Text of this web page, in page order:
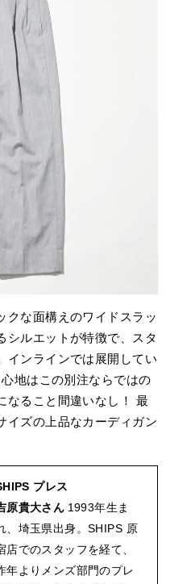
クな面構えのワイドスラッ
シルエットが特徴で、スタ
インラインでは展開してい
地はこの別注ならではの
なること間違いなし！ 最
イズの上品なカーディガン
プレス
原貴大さん 1993年生ま
、埼玉県出身。SHIPS 原
店でのスタッフを経て、
年よりメンズ部門のプレ